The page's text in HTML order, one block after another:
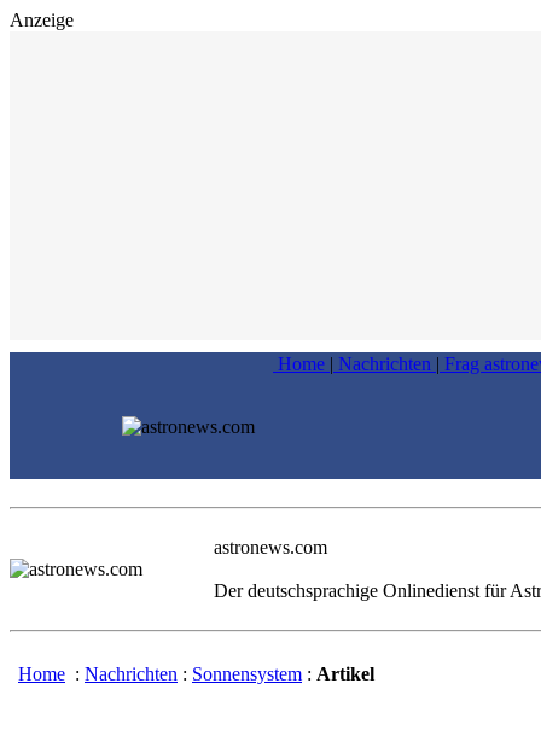
Anzeige
Home | Nachrichten | Frag
astronews.com
Der deutschsprachige Onlinedienst für
Home : Nachrichten : Sonnensystem : Artikel